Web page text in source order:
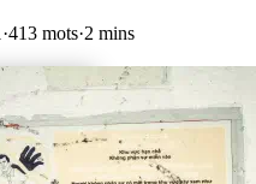
·413 mots·2 mins